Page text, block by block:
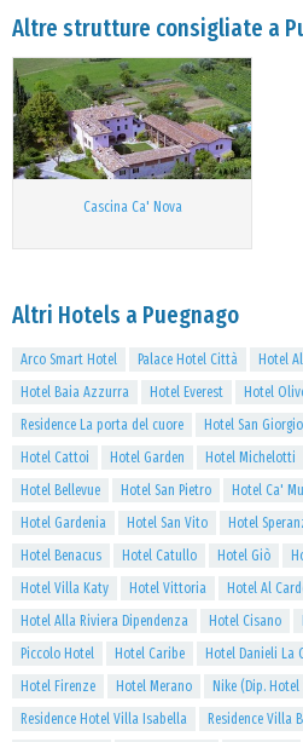
Altre strutture consigliate a
Cascina Ca' Nova
Altri Hotels a Puegnago
Arco Smart Hotel Palace Hotel Città Hotel
Hotel Baia Azzurra
Hotel Everest Hotel
Residence La porta del cuore
Hotel San Giorgio
Hotel Cattoi
Hotel Garden Hotel Michelotti
Hotel Bellevue
Hotel San Pietro Hotel Ca'
Hotel Gardenia
Hotel San Vito Hotel
Hotel Benacus
Hotel Catullo Hotel Giò
Hotel Villa Katy
Hotel Vittoria Hotel Al
Hotel Alla Riviera Dipendenza
Hotel Cisano
Piccolo Hotel
Hotel Caribe Hotel Danieli La
Hotel Firenze
Hotel Merano Nike (Dip. Hotel
Residence Hotel Villa Isabella
Residence Villa